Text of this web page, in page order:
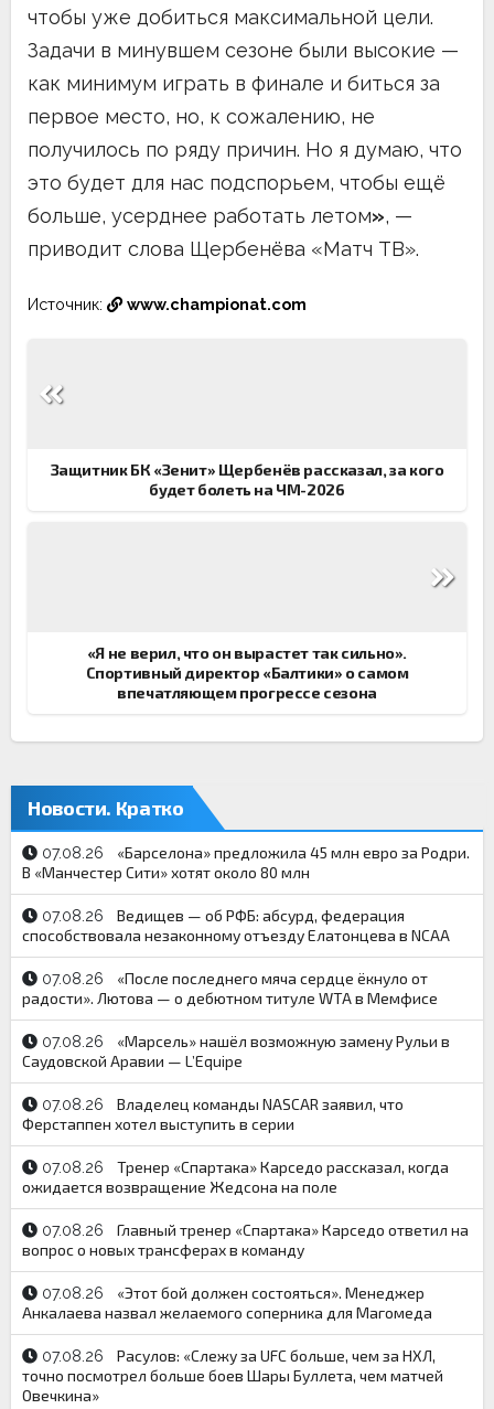
чтобы уже добиться максимальной цели.
Задачи в минувшем сезоне были высокие —
как минимум играть в финале и биться за
первое место, но, к сожалению, не
получилось по ряду причин. Но я думаю, что
это будет для нас подспорьем, чтобы ещё
больше, усерднее работать летом», —
приводит слова Щербенёва «Матч ТВ».
Источник: www.championat.com
по
Защитник БК «Зенит» Щербенёв рассказал, за кого
будет болеть на ЧМ-2026
«Я не верил, что он вырастет так сильно».
Спортивный директор «Балтики» о самом
впечатляющем прогрессе сезона
Новости. Кратко
07.08.26
«Барселона» предложила 45 млн евро за Родри.
В «Манчестер Сити» хотят около 80 млн
07.08.26
Ведищев — об РФБ: абсурд, федерация
способствовала незаконному отъезду Елатонцева в NCAA
07.08.26
«После последнего мяча сердце ёкнуло от
радости». Лютова — о дебютном титуле WTA в Мемфисе
07.08.26
«Марсель» нашёл возможную замену Рульи в
Саудовской Аравии — L’Equipe
07.08.26
Владелец команды NASCAR заявил, что
Ферстаппен хотел выступить в серии
07.08.26
Тренер «Спартака» Карседо рассказал, когда
ожидается возвращение Жедсона на поле
07.08.26
Главный тренер «Спартака» Карседо ответил на
вопрос о новых трансферах в команду
07.08.26
«Этот бой должен состояться». Менеджер
Анкалаева назвал желаемого соперника для Магомеда
07.08.26
Расулов: «Слежу за UFC больше, чем за НХЛ,
точно посмотрел больше боев Шары Буллета, чем матчей
Овечкина»